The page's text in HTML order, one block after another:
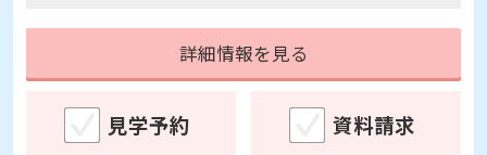
詳細情報を見る
見学予約 資料請求